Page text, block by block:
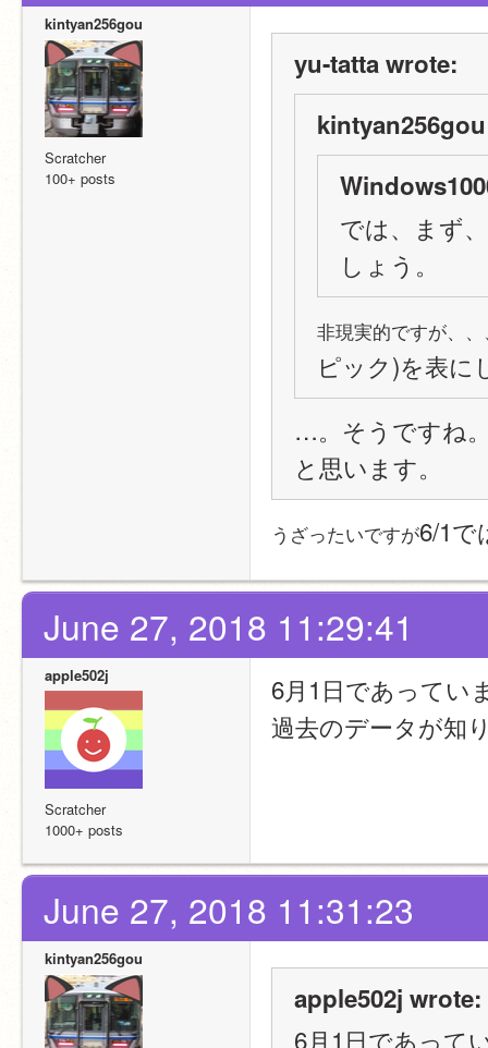
kintyan256gou
Scratcher
100+ posts
yu-tatta wrote:
では、まず
しょう。
非現実的ですが、
ピック)を表に
…。そうですね
と思います。
うざったいですが6/1で
June 27, 2018 11:29:41
apple502j
Scratcher
1000+ posts
6月1日であってい
過去のデータが知
June 27, 2018 11:31:23
kintyan256gou
apple502j wrote:
6月1日であって